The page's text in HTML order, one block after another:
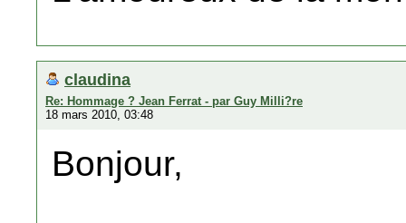
claudina
Re: Hommage ? Jean Ferrat - par Guy Milli?re
18 mars 2010, 03:48
Bonjour,